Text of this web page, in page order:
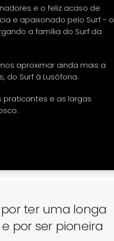
e o feliz acaso de
e apaixonado pelo Surf - o
a família do Surf da
aproximar ainda mais a
do Surf à Lusófona.
praticantes e as largas
ter uma longa
por ser pioneira